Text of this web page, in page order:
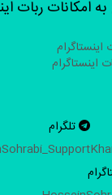
ربات
تلگرام